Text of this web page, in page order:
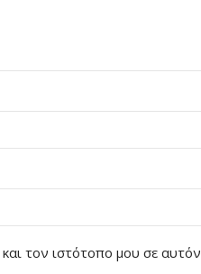
τον ιστότοπο μου σε